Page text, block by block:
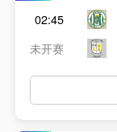
02:45
未开赛